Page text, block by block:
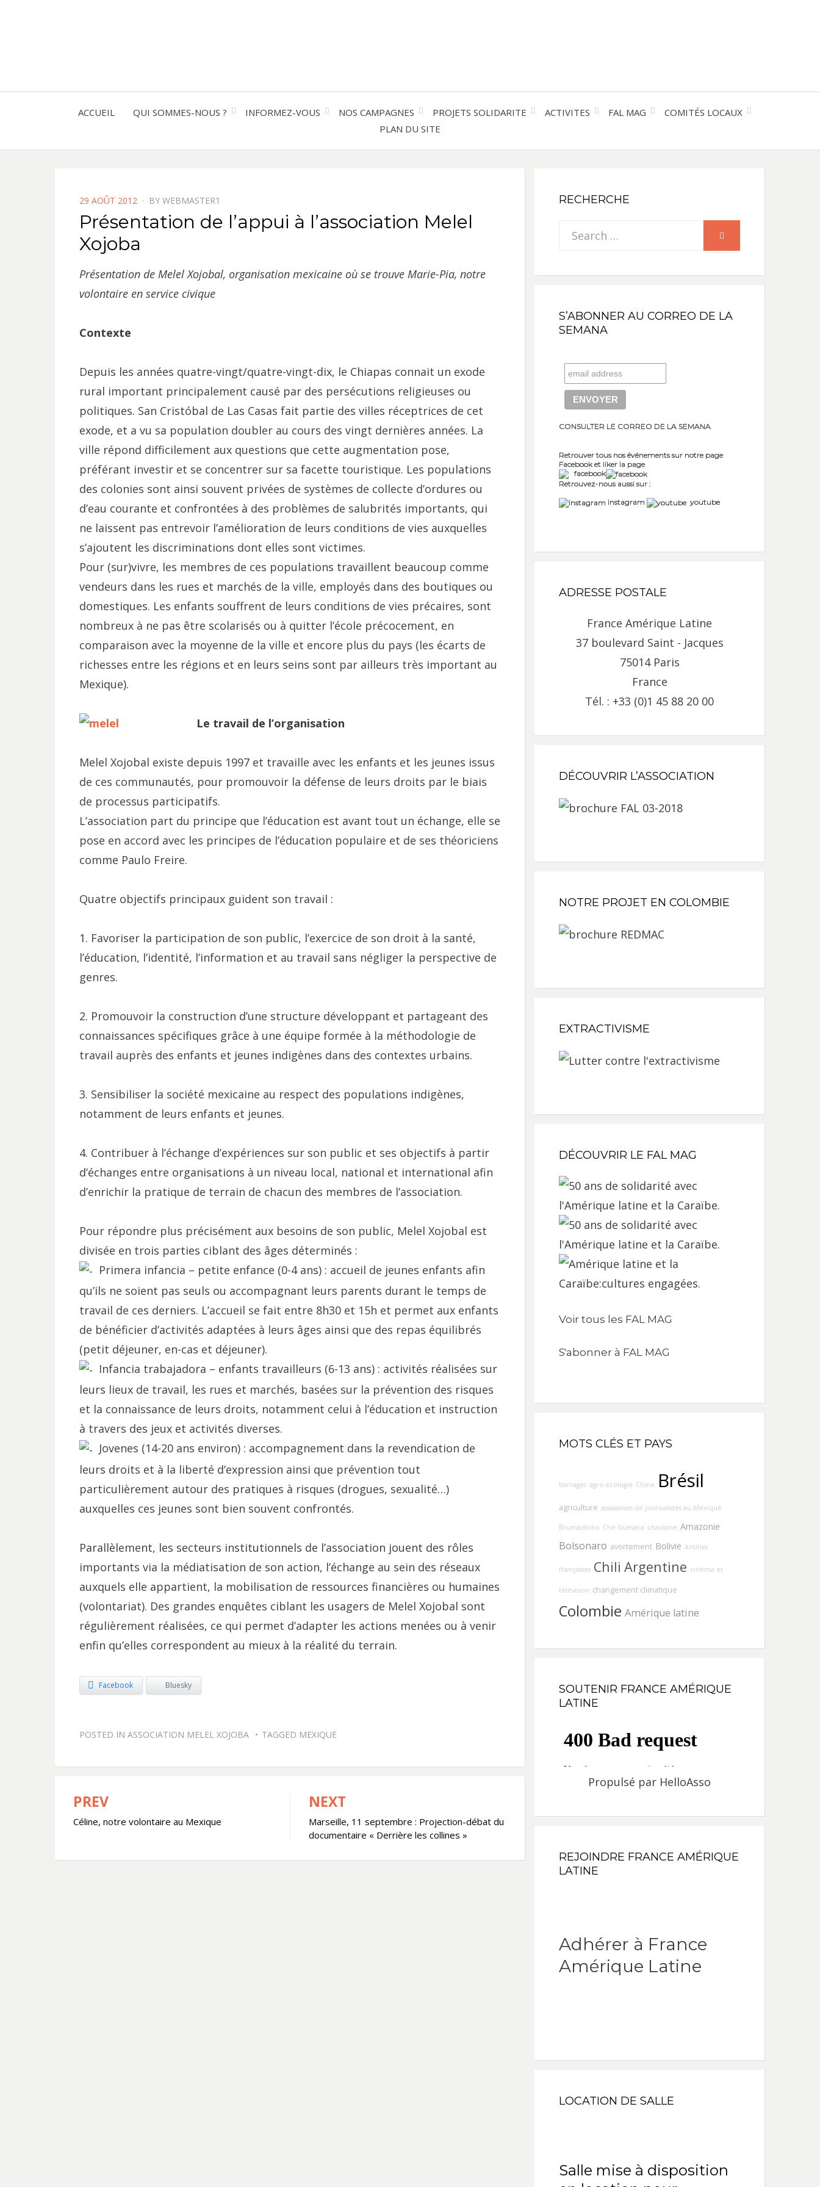
AMERIQUE
LATINE
ACCUEIL QUI SOMMES-NOUS ? INFORMEZ-VOUS NOS CAMPAGNES PROJETS SOLIDARITE ACTIVITES FAL MAG
COMITÉS LOCAUX
PLAN DU SITE
POSTED
ON
29 AOÛT 2012 BY WEBMASTER1
Présentation de l’appui à l’association Melel
Xojoba
Présentation de Melel Xojobal, organisation mexicaine où se trouve Marie-Pia, notre
volontaire en service civique
Contexte
Depuis les années quatre-vingt/quatre-vingt-dix, le Chiapas connait un exode
rural important principalement causé par des persécutions religieuses ou
politiques. San Cristóbal de Las Casas fait partie des villes réceptrices de cet
exode, et a vu sa population doubler au cours des vingt dernières années. La
ville répond difficilement aux questions que cette augmentation pose,
préférant investir et se concentrer sur sa facette touristique. Les populations
des colonies sont ainsi souvent privées de systèmes de collecte d’ordures ou
d’eau courante et confrontées à des problèmes de salubrités importants, qui
ne laissent pas entrevoir l’amélioration de leurs conditions de vies auxquelles
s’ajoutent les discriminations dont elles sont victimes.
Pour (sur)vivre, les membres de ces populations travaillent beaucoup comme
vendeurs dans les rues et marchés de la ville, employés dans des boutiques ou
domestiques. Les enfants souffrent de leurs conditions de vies précaires, sont
nombreux à ne pas être scolarisés ou à quitter l’école précocement, en
comparaison avec la moyenne de la ville et encore plus du pays (les écarts de
richesses entre les régions et en leurs seins sont par ailleurs très important au
Mexique).
Le travail de l’organisation
Melel Xojobal existe depuis 1997 et travaille avec les enfants et les jeunes issus
de ces communautés, pour promouvoir la défense de leurs droits par le biais
de processus participatifs.
L’association part du principe que l’éducation est avant tout un échange, elle se
pose en accord avec les principes de l’éducation populaire et de ses théoriciens
comme Paulo Freire.
Quatre objectifs principaux guident son travail :
1. Favoriser la participation de son public, l’exercice de son droit à la santé,
l’éducation, l’identité, l’information et au travail sans négliger la perspective de
genres.
2. Promouvoir la construction d’une structure développant et partageant des
connaissances spécifiques grâce à une équipe formée à la méthodologie de
travail auprès des enfants et jeunes indigènes dans des contextes urbains.
3. Sensibiliser la société mexicaine au respect des populations indigènes,
notamment de leurs enfants et jeunes.
4. Contribuer à l’échange d’expériences sur son public et ses objectifs à partir
d’échanges entre organisations à un niveau local, national et international afin
d’enrichir la pratique de terrain de chacun des membres de l’association.
Pour répondre plus précisément aux besoins de son public, Melel Xojobal est
divisée en trois parties ciblant des âges déterminés :
Primera infancia – petite enfance (0-4 ans) : accueil de jeunes enfants afin
qu’ils ne soient pas seuls ou accompagnant leurs parents durant le temps de
travail de ces derniers. L’accueil se fait entre 8h30 et 15h et permet aux enfants
de bénéficier d’activités adaptées à leurs âges ainsi que des repas équilibrés
(petit déjeuner, en-cas et déjeuner).
Infancia trabajadora – enfants travailleurs (6-13 ans) : activités réalisées sur
leurs lieux de travail, les rues et marchés, basées sur la prévention des risques
et la connaissance de leurs droits, notamment celui à l’éducation et instruction
à travers des jeux et activités diverses.
Jovenes (14-20 ans environ) : accompagnement dans la revendication de
leurs droits et à la liberté d’expression ainsi que prévention tout
particulièrement autour des pratiques à risques (drogues, sexualité…)
auxquelles ces jeunes sont bien souvent confrontés.
Parallèlement, les secteurs institutionnels de l’association jouent des rôles
importants via la médiatisation de son action, l’échange au sein des réseaux
auxquels elle appartient, la mobilisation de ressources financières ou humaines
(volontariat). Des grandes enquêtes ciblant les usagers de Melel Xojobal sont
régulièrement réalisées, ce qui permet d’adapter les actions menées ou à venir
enfin qu’elles correspondent au mieux à la réalité du terrain.
Facebook Bluesky
POSTED IN ASSOCIATION MELEL XOJOBA TAGGED MEXIQUE
Navigation
de
PREV
Céline, notre volontaire au Mexique
NEXT
Marseille, 11 septembre : Projection-débat du
documentaire « Derrière les collines »
RECHERCHE
Search
S’ABONNER AU CORREO DE LA
SEMANA
CONSULTER LE CORREO DE LA SEMANA
Retrouver tous nos événements sur notre page
Facebook et liker la page
facebook
Retrouvez-nous aussi sur :
instagram
youtube
ADRESSE POSTALE
France Amérique Latine
37 boulevard Saint - Jacques
75014 Paris
France
Tél. : +33 (0)1 45 88 20 00
DÉCOUVRIR L’ASSOCIATION
NOTRE PROJET EN COLOMBIE
EXTRACTIVISME
DÉCOUVRIR LE FAL MAG
Voir tous les FAL MAG
S'abonner à FAL MAG
MOTS CLÉS ET PAYS
barrages agro-écologie Chine Brésil
agriculture assassinats de journalistes au Mexique
Brumadinho Che Guevara chavisme Amazonie
Bolsonaro avortement Bolivie Antilles
françaises Chili Argentine cinéma et
télévision changement climatique
Colombie Amérique latine
SOUTENIR FRANCE AMÉRIQUE
LATINE
Propulsé par HelloAsso
REJOINDRE FRANCE AMÉRIQUE
LATINE
Adhérer à France
Amérique Latine
LOCATION DE SALLE
Salle mise à disposition